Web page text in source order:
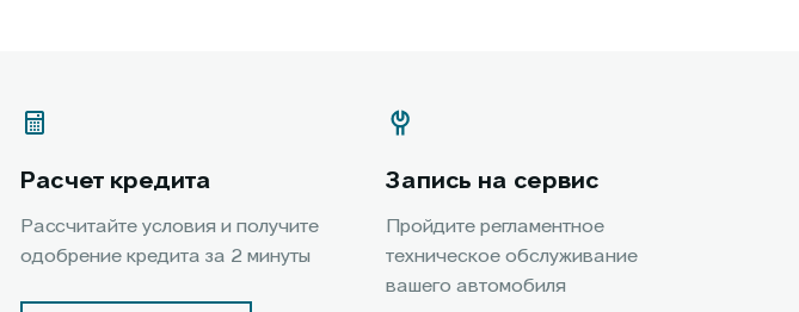
Расчет кредита
Рассчитайте условия и получите
одобрение кредита за 2 минуты
Запись на сервис
Пройдите регламентное
техническое обслуживание
вашего автомобиля